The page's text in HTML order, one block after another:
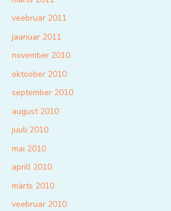
veebruar 2011
jaanuar 2011
november 2010
oktoober 2010
september 2010
august 2010
juuli 2010
mai 2010
aprill 2010
märts 2010
veebruar 2010